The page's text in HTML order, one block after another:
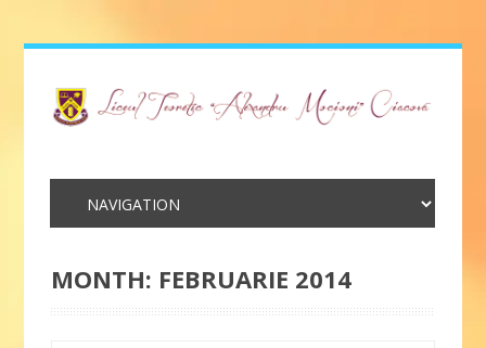
MONTH: FEBRUARIE 2014